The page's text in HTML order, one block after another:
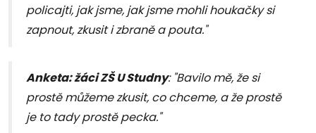
policajti, jak jsme, jak jsme mohli houkačky si
zapnout, zkusit i zbraně a pouta."
Anketa: žáci ZŠ U Studny: "Bavilo mě, že si
prostě můžeme zkusit, co chceme, a že prostě
je to tady prostě pecka."